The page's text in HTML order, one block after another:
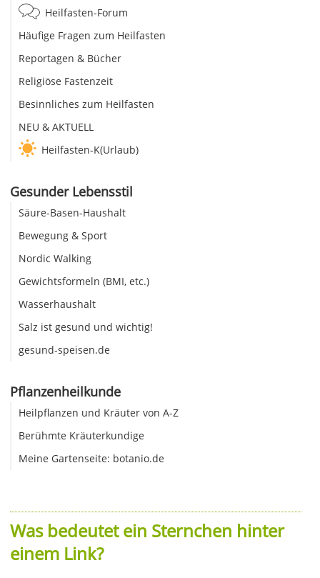
Heilfasten-Forum
Häufige Fragen zum Heilfasten
Reportagen & Bücher
Religiöse Fastenzeit
Besinnliches zum Heilfasten
NEU & AKTUELL
Heilfasten-K(Urlaub)
Gesunder Lebensstil
Säure-Basen-Haushalt
Bewegung & Sport
Nordic Walking
Gewichtsformeln (BMI, etc.)
Wasserhaushalt
Salz ist gesund und wichtig!
gesund-speisen.de
Pflanzenheilkunde
Heilpflanzen und Kräuter von A-Z
Berühmte Kräuterkundige
Meine Gartenseite: botanio.de
Was bedeutet ein Sternchen hinter
einem Link?